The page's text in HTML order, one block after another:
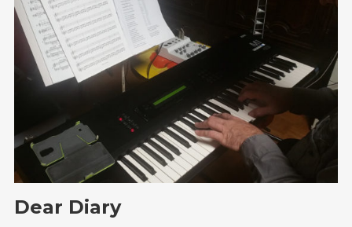
Dear Diary